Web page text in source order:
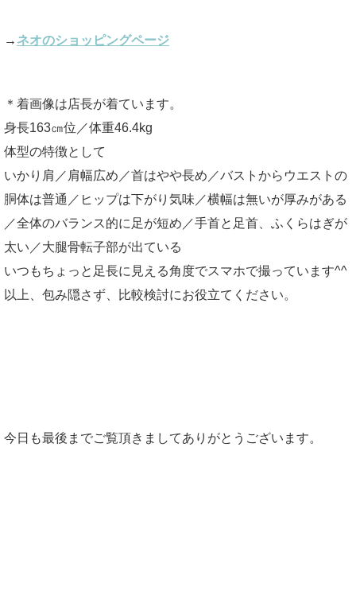
→ ネオのショッピングページ
＊着画像は店長が着ています。
身長163㎝位／体重46.4kg
体型の特徴として
いかり肩／肩幅広め／首はやや長め／バストからウエストの
胴体は普通／ヒップは下がり気味／横幅は無いが厚みがある
／全体のバランス的に足が短め／手首と足首、ふくらはぎが
太い／大腿骨転子部が出ている
いつもちょっと足長に見える角度でスマホで撮っています^^
以上、包み隠さず、比較検討にお役立てください。
今日も最後までご覧頂きましてありがとうございます。